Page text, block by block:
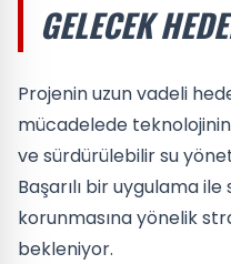
GELECEK
Projenin uzun vadeli
mücadelede
ve sürdürülebilir su
Başarılı bir uygulama ile
korunmasına yönelik
bekleniyor.